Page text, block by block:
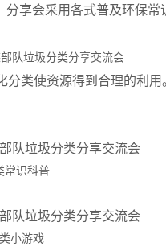
享会采用各式普及环保常
类使资源得到合理的利
常识科普
小游戏